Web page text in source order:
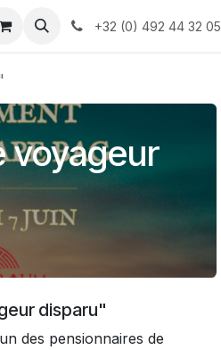
+32 (0) 492 44 32 05
voyageur
disparu"
des pensionnaires de